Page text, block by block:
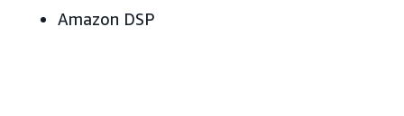
Amazon DSP